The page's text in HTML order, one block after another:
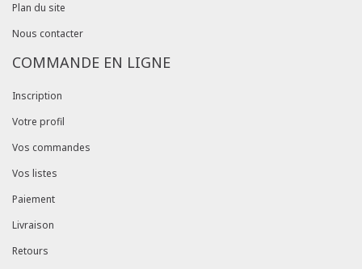
Plan du site
Nous contacter
COMMANDE EN LIGNE
Inscription
Votre profil
Vos commandes
Vos listes
Paiement
Livraison
Retours